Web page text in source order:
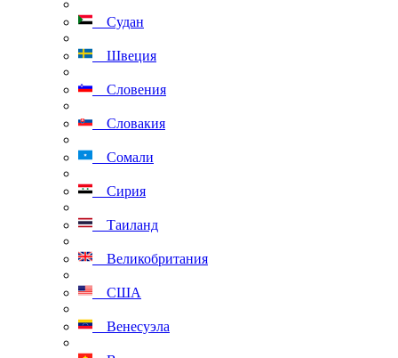
Судан
Швеция
Словения
Словакия
Сомали
Сирия
Таиланд
Великобритания
США
Венесуэла